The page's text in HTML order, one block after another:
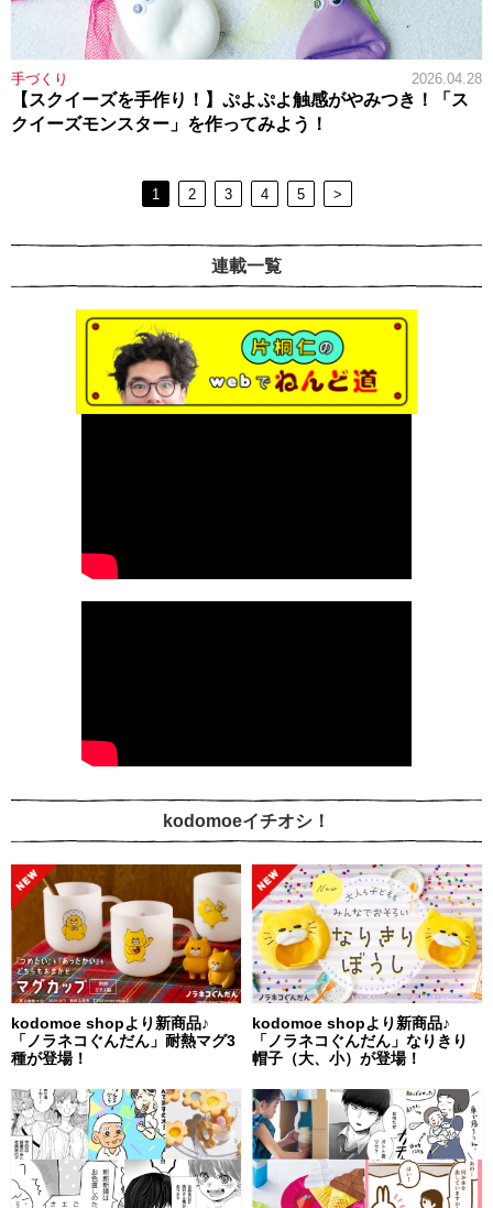
手づくり 2026.04.28
【スクイーズを手作り！】ぷよぷよ触感がやみつき！「ス
クイーズモンスター」を作ってみよう！
1 2 3 4 5 >
連載一覧
kodomoeイチオシ！
kodomoe shopより新商品♪
「ノラネコぐんだん」耐熱マグ3
種が登場！
kodomoe shopより新商品♪
「ノラネコぐんだん」なりきり
帽子（大、小）が登場！